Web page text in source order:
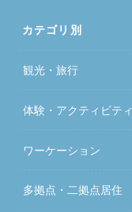
カテゴリ別
観光・旅行
体験・アクティビティ
ワーケーション
多拠点・二拠点居住